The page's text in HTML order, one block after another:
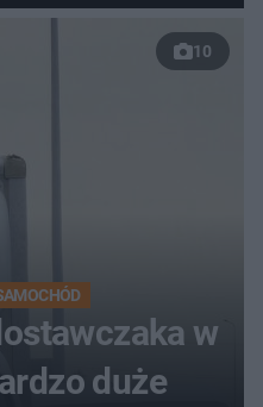
26-latka
10
w
duże